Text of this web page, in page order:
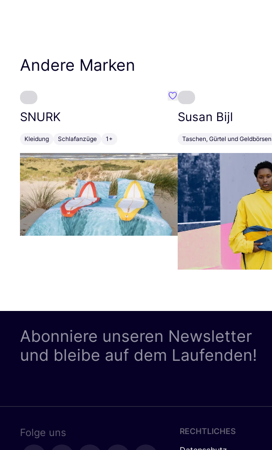
Andere Marken
SNURK
Kleidung Schlafanzüge 1+
Favorit SNURK
Susan Bijl
Taschen, Gürtel und Geldbörsen
Abonniere unseren Newsletter
und bleibe auf dem Laufenden!
Folge uns
RECHTLICHES